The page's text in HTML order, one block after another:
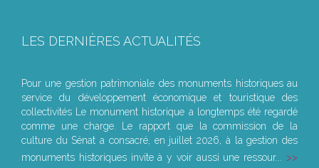
LES DERNIÈRES ACTUALITÉS
Pour une gestion patrimoniale des monuments historiques au
service du développement économique et touristique des
collectivités Le monument historique a longtemps été regardé
comme une charge. Le rapport que la commission de la
culture du Sénat a consacré, en juillet 2026, à la gestion des
monuments historiques invite à y voir aussi une ressour...